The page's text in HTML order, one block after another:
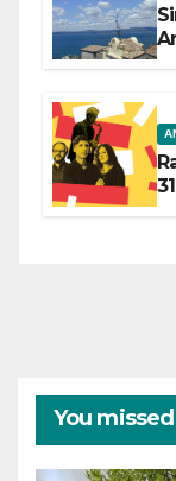
You missed